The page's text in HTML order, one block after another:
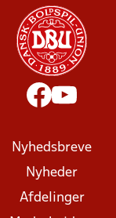
Nyhedsbreve
Nyheder
Afdelinger